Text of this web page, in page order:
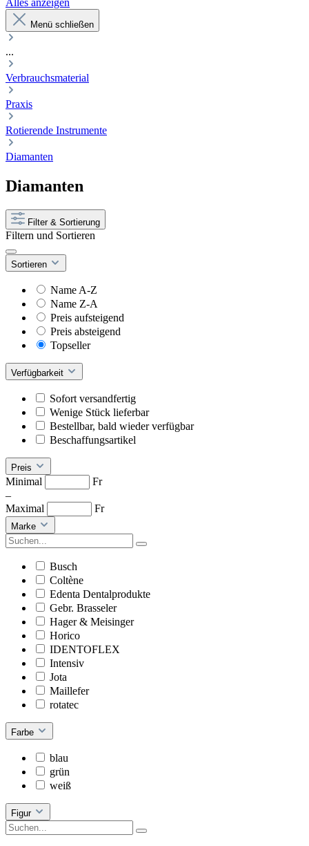
Alles anzeigen
Menü schließen
...
Verbrauchsmaterial
Praxis
Rotierende Instrumente
Diamanten
Diamanten
Filter & Sortierung
Filtern und Sortieren
Sortieren
Name A-Z
Name Z-A
Preis aufsteigend
Preis absteigend
Topseller
Verfügbarkeit
Sofort versandfertig
Wenige Stück lieferbar
Bestellbar, bald wieder verfügbar
Beschaffungsartikel
Preis
Minimal
Fr
–
Maximal
Fr
Marke
Busch
Coltène
Edenta Dentalprodukte
Gebr. Brasseler
Hager & Meisinger
Horico
IDENTOFLEX
Intensiv
Jota
Maillefer
rotatec
Farbe
blau
grün
weiß
Figur